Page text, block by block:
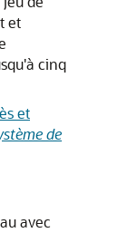
et
cinq
et
de
avec